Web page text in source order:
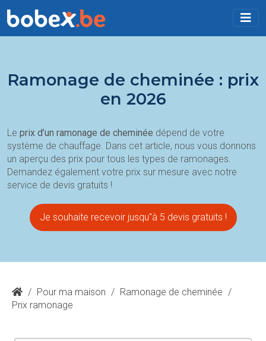
Ramonage de cheminée : prix
en 2026
Le prix d’un ramonage de cheminée dépend de votre
système de chauffage. Dans cet article, nous vous donnons
un aperçu des prix pour tous les types de ramonages.
Demandez également votre prix sur mesure avec notre
service de devis gratuits !
Je souhaite recevoir jusqu''à 5 devis gratuits !
/ Pour ma maison / Ramonage de cheminée /
Prix ramonage